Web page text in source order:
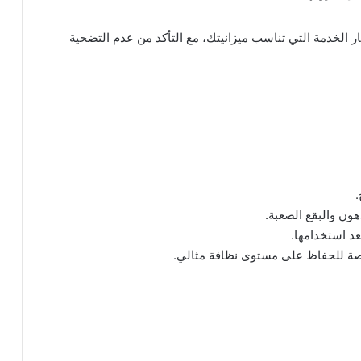
الخدمة التي تناسب ميزانيتك، مع التأكد من عدم التضحية
والبقع الصعبة.
استخدامها.
للحفاظ على مستوى نظافة مثالي.